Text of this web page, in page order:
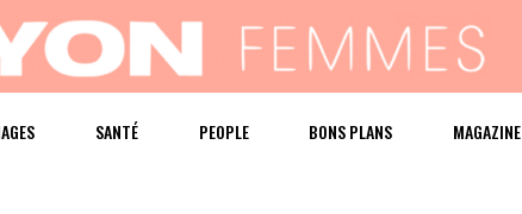
SANTÉ PEOPLE BONS PLANS MAGAZINE